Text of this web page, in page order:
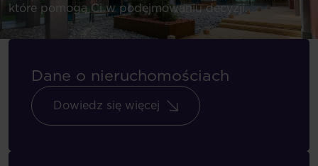
które pomogą Ci w podejmowaniu decyzji.
Dane o nieruchomościach
Dowiedz się więcej